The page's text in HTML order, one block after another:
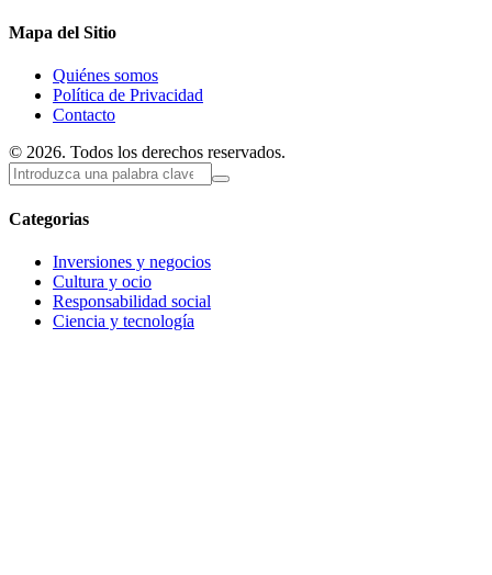
Mapa del Sitio
Quiénes somos
Política de Privacidad
Contacto
© 2026. Todos los derechos reservados.
Categorias
Inversiones y negocios
Cultura y ocio
Responsabilidad social
Ciencia y tecnología